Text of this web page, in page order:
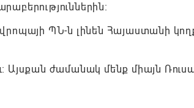
ՊՆ-ն լինեն Հայաստանի
Այսքան ժամանակ մենք միայն